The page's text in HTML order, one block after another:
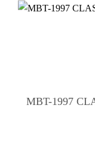
MBT-1997